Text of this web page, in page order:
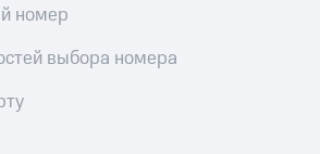
номер
выбора номера